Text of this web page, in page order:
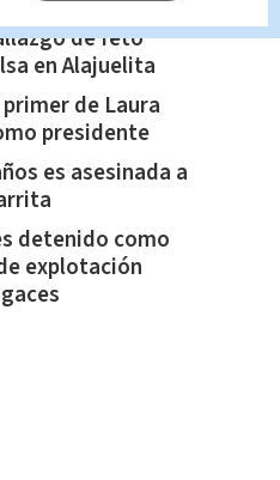
de feto
en Alajuelita
de Laura
presidente
es asesinada a
detenido como
explotación